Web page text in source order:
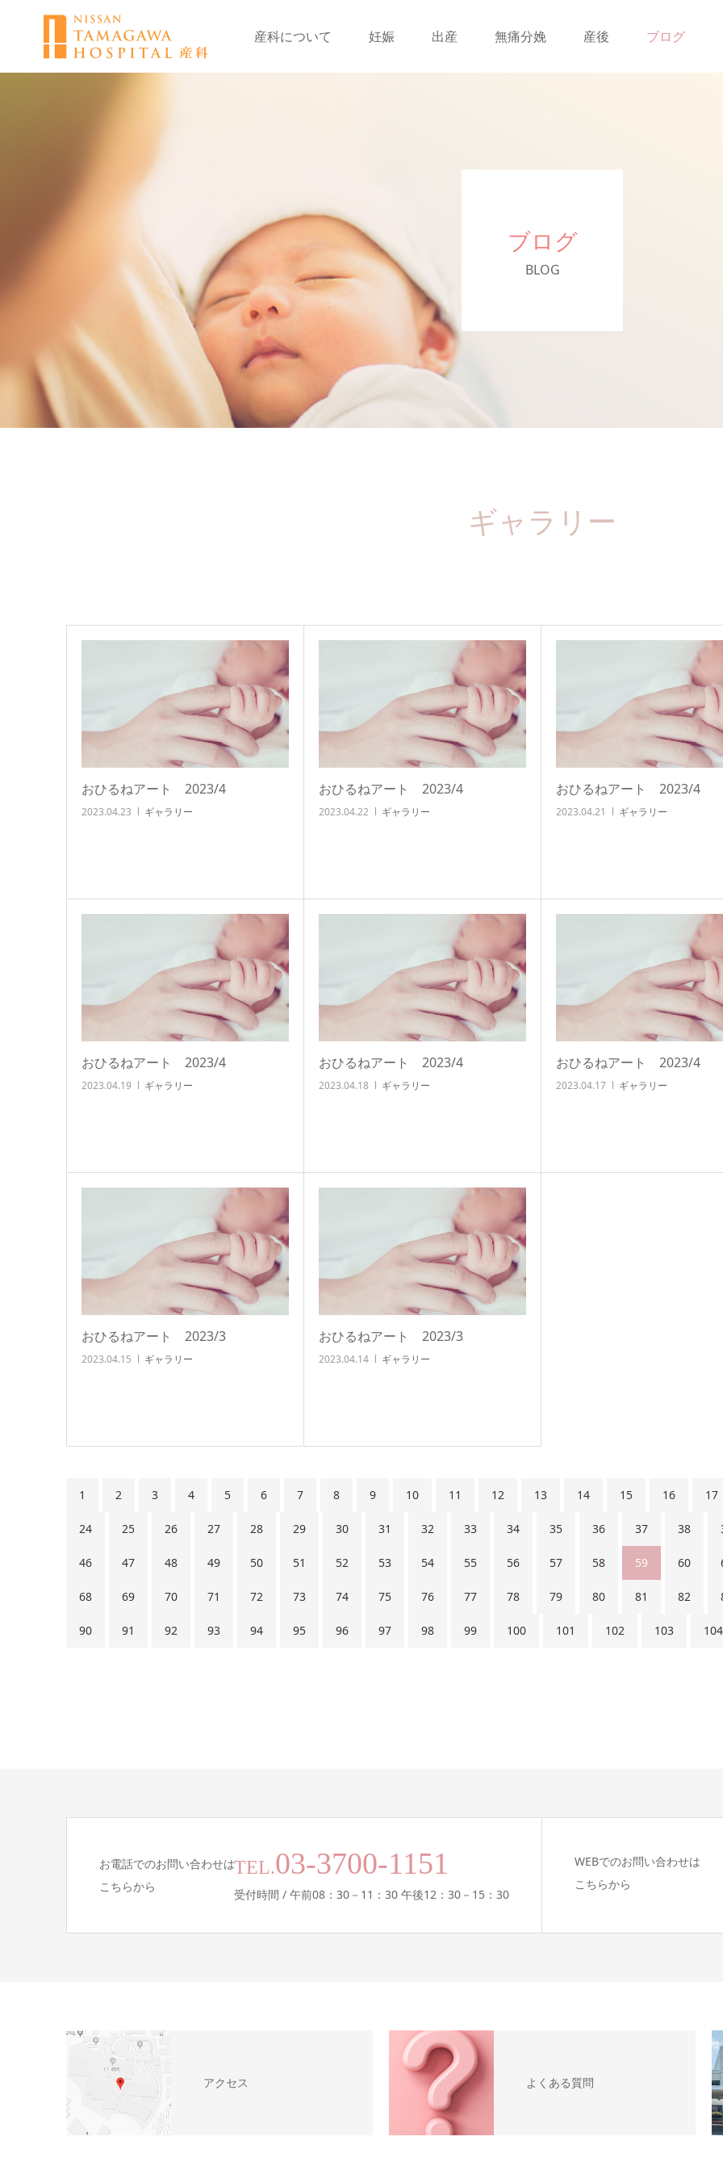
産科について 妊娠 出産 無痛分娩 産後 ブログ
ブログ
BLOG
ギャラリー
おひるねアート 2023/4
2023.04.23 ギャラリー
おひるねアート 2023/4
2023.04.22 ギャラリー
おひるねアート 2023/4
2023.04.21 ギャラリー
おひるねアート 2023/4
2023.04.19 ギャラリー
おひるねアート 2023/4
2023.04.18 ギャラリー
おひるねアート 2023/4
2023.04.17 ギャラリー
おひるねアート 2023/3
2023.04.15 ギャラリー
おひるねアート 2023/3
2023.04.14 ギャラリー
1 2 3 4 5 6 7 8 9 10 11 12 13 14 15 16 17
24 25 26 27 28 29 30 31 32 33 34 35 36 37 38
46 47 48 49 50 51 52 53 54 55 56 57 58 59 60
68 69 70 71 72 73 74 75 76 77 78 79 80 81 82
90 91 92 93 94 95 96 97 98 99 100 101 102 103 104
お電話でのお問い合わせは
こちらから
TEL.03-3700-1151
受付時間 / 午前08：30－11：30 午後12：30－15：30
WEBでのお問い合わせは
こちらから
アクセス よくある質問